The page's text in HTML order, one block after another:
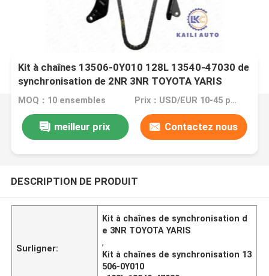
Kit à chaînes 13506-0Y010 128L 13540-47030 de
synchronisation de 2NR 3NR TOYOTA YARIS
MOQ：10 ensembles Prix：USD/EUR 10-45 per set
meilleur prix Contactez nous
DESCRIPTION DE PRODUIT
Surligner:
Kit à chaînes de synchronisation d
e 3NR TOYOTA YARIS
,
Kit à chaînes de synchronisation 13
506-0Y010